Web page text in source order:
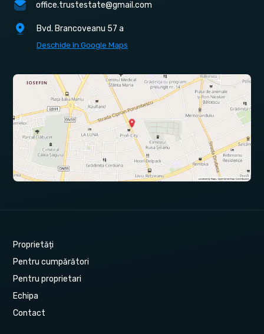
office.trustestate@gmail.com
Bvd. Brancoveanu 57 a
Deschide în Google Maps
Proprietăți
Pentru cumpărători
Pentru proprietari
Echipa
Contact